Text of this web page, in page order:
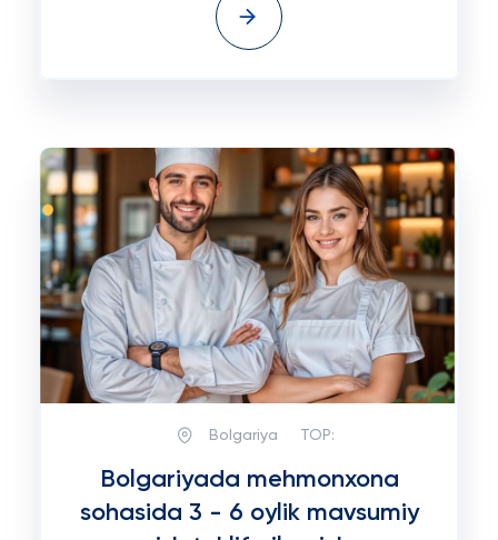
Bolgariya TOP:
Bolgariyada mehmonxona
sohasida 3 - 6 oylik mavsumiy